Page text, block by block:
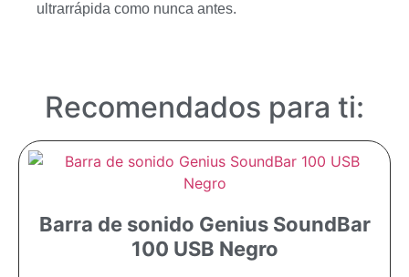
ultrarrápida como nunca antes.
Recomendados para ti:
Barra de sonido Genius SoundBar
100 USB Negro